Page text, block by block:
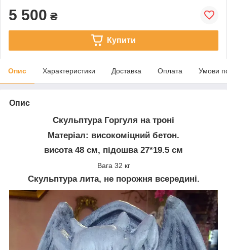
5 500 ₴
Купити
Опис Характеристики Доставка Оплата Умови
Опис
Скульптура Горгуля на троні
Матеріал: високоміцний бетон.
висота 48 см, підошва 27*19.5 см
Вага 32 кг
Скульптура лита, не порожня всередині.